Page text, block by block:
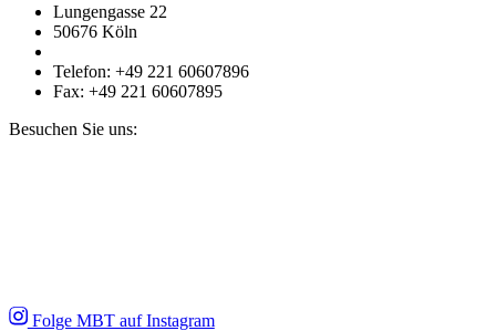
Lungengasse 22
50676 Köln
Telefon: +49 221 60607896
Fax: +49 221 60607895
Besuchen Sie uns:
Folge MBT auf Instagram